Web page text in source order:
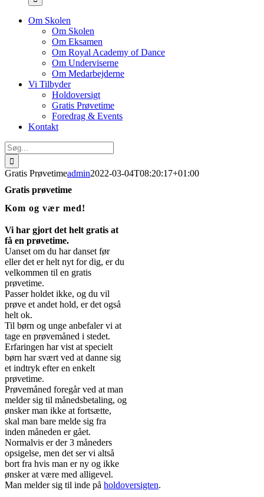
Om Skolen
Om Skolen
Om Eksamen
Om Royal Academy of Dance
Om Underviserne
Om Medarbejderne
Vi Tilbyder
Holdoversigt
Gratis Prøvetime
Foredrag & Events
Kontakt
Søg
efter:
Gratis Prøvetimeadmin2022-03-04T08:20:17+01:00
Gratis prøvetime
Kom og vær med!
Vi har gjort det helt gratis at
få en prøvetime.
Uanset om du har danset før
eller det er helt nyt for dig, er du
velkommen til en gratis
prøvetime.
Passer holdet ikke, og du vil
prøve et andet hold, er det også
helt ok.
Til børn og unge anbefaler vi at
tage en prøvemåned i stedet.
Erfaringen har vist at specielt
børn har svært ved at danne sig
et indtryk efter en enkelt
prøvetime.
Prøvemåned foregår ved at man
melder sig til månedsbetaling, og
ønsker man ikke at fortsætte,
skal man bare melde sig fra
inden måneden er gået.
Normalvis er der 3 måneders
opsigelse, men det ser vi altså
bort fra hvis man er ny og ikke
ønsker at være med alligevel.
Man melder sig til inde på holdoversigten.